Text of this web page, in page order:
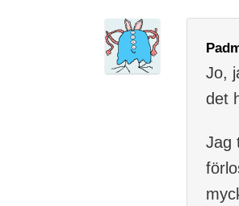
Jo,
det
Jag